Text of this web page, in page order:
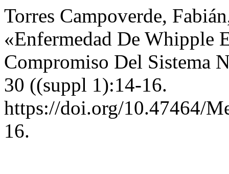
Torres Campoverde,
«Enfermedad De Whipple
Compromiso Del Sistema
30 ((suppl 1):14-16.
https://doi.org/10.47464/
16.